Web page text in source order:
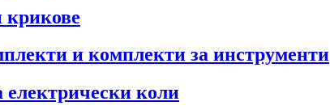
крикове
и комплекти за инструменти
електрически коли